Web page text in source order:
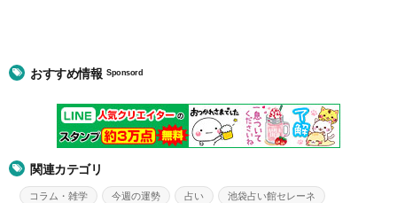
おすすめ情報Sponsord
関連カテゴリ
コラム・雑学 今週の運勢 占い 池袋占い館セレーネ